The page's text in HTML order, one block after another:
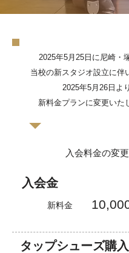
2025年5月25日に尼崎・
当校の新スタジオ設立に伴
2025年5月26日より
新料金プランに変更いた
入会料金の変更
入会金
新料金
タップシューズ購入